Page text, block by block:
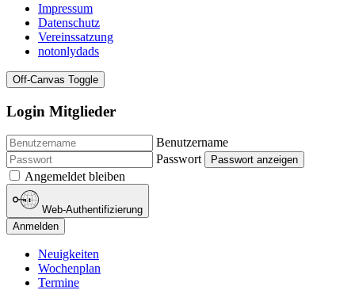
Impressum
Datenschutz
Vereinssatzung
notonlydads
Off-Canvas Toggle
Login Mitglieder
Benutzername
Passwort
Passwort anzeigen
Angemeldet bleiben
Web-Authentifizierung
Anmelden
Neuigkeiten
Wochenplan
Termine